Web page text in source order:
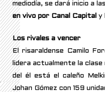
mediodía, se dará inicio a
en vivo por Canal Capital y
Los rivales a vencer
El risaraldense Camilo
lidera actualmente la
del él está el caleño
Johan Gómez con 159